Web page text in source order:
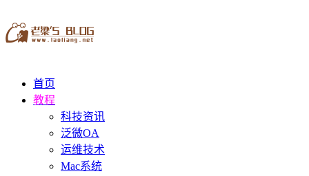
首页
教程
科技资讯
泛微OA
运维技术
Mac系统